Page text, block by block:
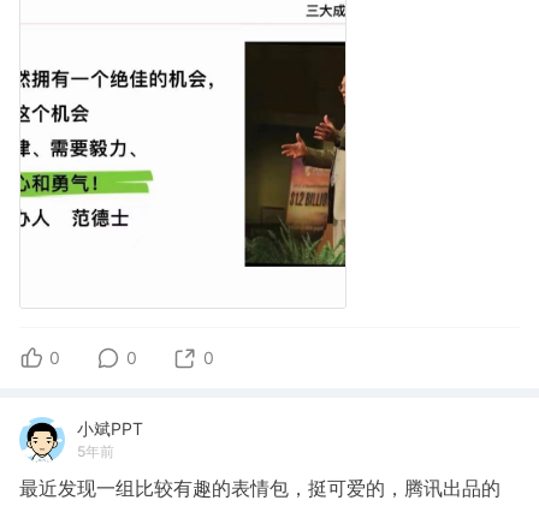
0 0 0
小斌PPT
5年前
最近发现一组比较有趣的表情包，挺可爱的，腾讯出品的